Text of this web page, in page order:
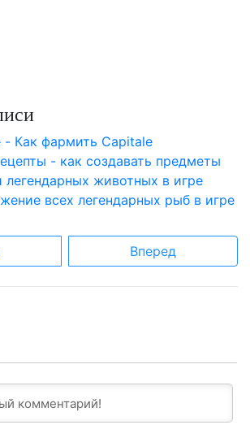
- Как фармить Capitale
- как создавать предметы
легендарных животных в игре
всех легендарных рыб в игре
Вперед